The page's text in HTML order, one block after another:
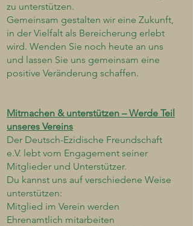
zu unterstützen.
Gemeinsam gestalten wir eine Zukunft,
in der Vielfalt als Bereicherung erlebt
wird. Wenden Sie noch heute an uns
und lassen Sie uns gemeinsam eine
positive Veränderung schaffen.
Mitmachen & unterstützen – Werde Teil
unseres Vereins
Der Deutsch-Ezidische Freundschaft
e.V. lebt vom Engagement seiner
Mitglieder und Unterstützer.
Du kannst uns auf verschiedene Weise
unterstützen:
Mitglied im Verein werden
Ehrenamtlich mitarbeiten